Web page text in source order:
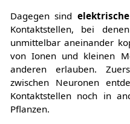
Dagegen sind
Kontaktstellen, bei
unmittelbar aneinander
von Ionen und kleinen
anderen erlauben.
zwischen Neuronen
Kontaktstellen noch in
Pflanzen.